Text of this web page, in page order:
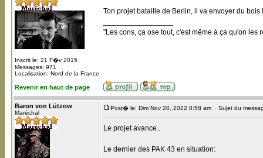
Inscrit le: 21 F�v 2015
Messages: 971
Localisation: Nord de la France
Ton projet bataille de Berlin, il va envoyer du
"Les cons, ça ose tout, c'est même à ça qu'on les
Revenir en haut de page
Baron von Lützow
Maréchal
Post� le: Dim Nov 20, 2022 8:58 am Sujet du
Le projet avance..
Le dernier des PAK 43 en situation: